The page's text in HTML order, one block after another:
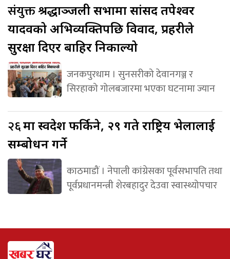
संयुक्तश्रद्धाञ्जली सभामा सांसद तपेश्वर
यादवको अभिव्यक्तिपछि विवाद, प्रहरीले
सुरक्षा दिएर बाहिर निकाल्यो
जनकपुरधाम । सुनसरीको देवानगञ्ज र
सिरहाको गोलबजारमा भएका घटनामा ज्यान
२६मा स्वदेश फर्किने, २९ गते राष्ट्रिय भेलालाई
सम्बोधन गर्ने
काठमाडौं । नेपाली कांग्रेसका पूर्वसभापति तथा
पूर्वप्रधानमन्त्री शेरबहादुर देउवा स्वास्थ्योपचार